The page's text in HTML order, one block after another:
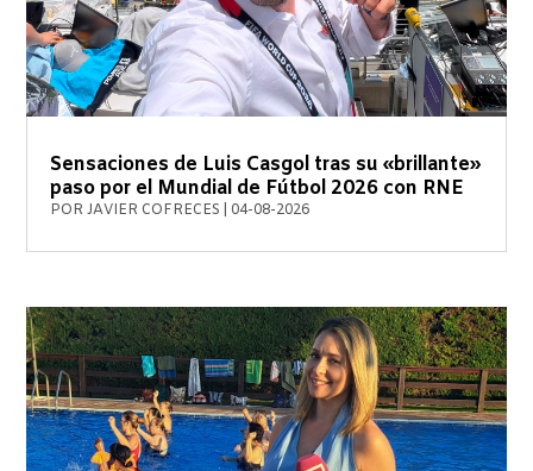
Sensaciones de Luis Casgol tras su «brillante»
paso por el Mundial de Fútbol 2026 con RNE
PORJAVIER COFRECES 04-08-2026